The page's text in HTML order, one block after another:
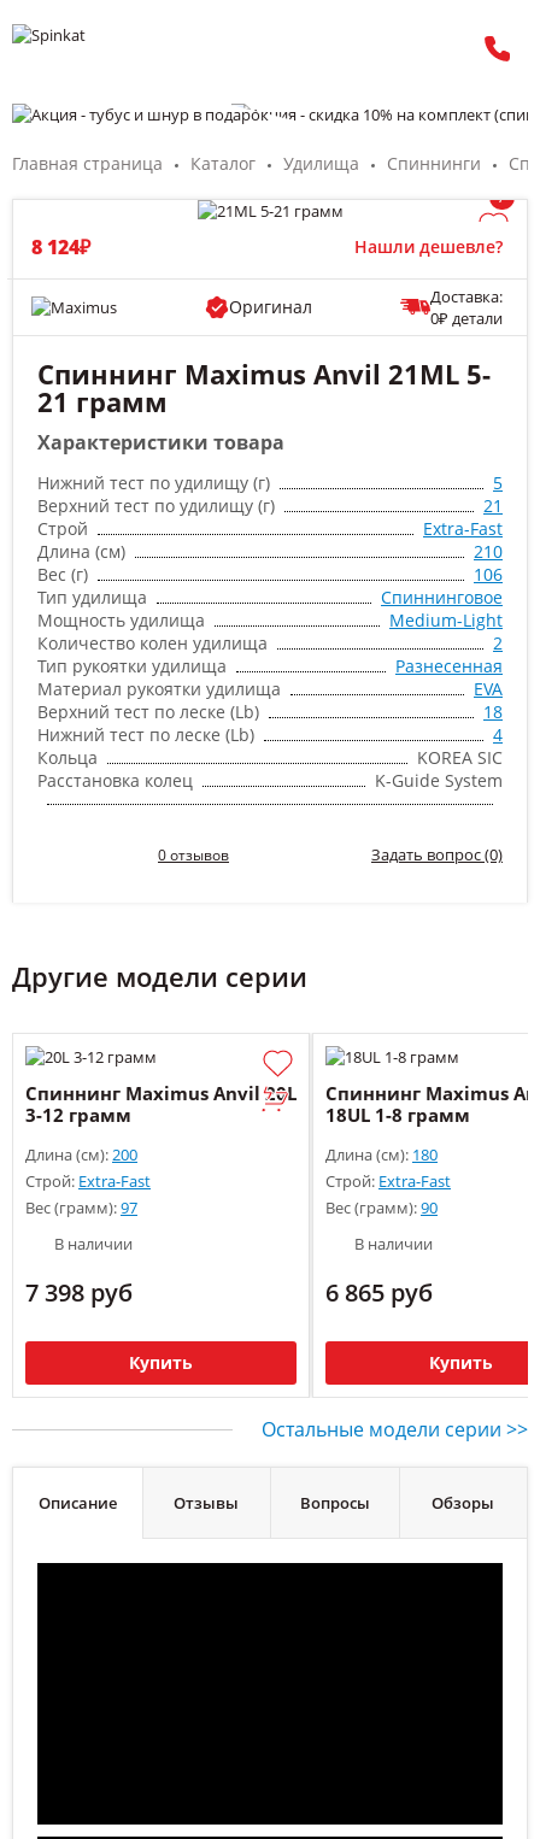
Главная страница Каталог Удилища Спиннинги
/
8 124₽ Нашли дешевле?
Оригинал
Доставка:
0₽ детали
Спиннинг Maximus Anvil 21ML 5-
21 грамм
Характеристики товара
Нижний тест по удилищу (г)
5
Верхний тест по удилищу (г)
21
Строй
Extra-Fast
Длина (см)
210
Вес (г)
106
Тип удилища
Спиннинговое
Мощность удилища
Medium-Light
Количество колен удилища
2
Тип рукоятки удилища
Разнесенная
Материал рукоятки удилища
EVA
Верхний тест по леске (Lb)
18
Нижний тест по леске (Lb)
4
Кольца
KOREA SIC
Расстановка колец
K-Guide System
0 отзывов Задать вопрос (0)
Другие модели серии
Спиннинг Maximus Anvil 20L
3-12 грамм
Длина (см):200
Строй: Extra-Fast
Вес (грамм):97
В наличии
7 398 руб
Купить
Спиннинг Maximus
18UL 1-8 грамм
Длина (см): 180
Строй: Extra-Fast
Вес (грамм):90
В наличии
6 865 руб
Купить
Остальные модели серии >>
Описание Отзывы Вопросы Обзоры